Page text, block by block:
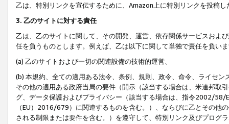
乙は、特別リンクを宣伝するために、Amazon上に特別リンクを投稿
3. 乙のサイトに対する責任
乙は、乙のサイトに関して、その開発、運営、依存関係サービスおよ
任を負うものとします。例えば、乙は以下に関して単独で責任を負い
(a) 乙のサイトおよび一切の関連設備の技術的運営、
(b) 本規約、全ての適用ある法令、条例、規則、政令、命令、ライセ
その他の適用ある政府当局の要件（開示（該当する場合は、米連邦取
グ、データ保護およびプライバシー（該当する場合は、指令2002/58/
（EU）2016/679）に関連するものを含む。）、ならびに乙とその他
される制限または要件を含む。）を遵守して、特別リンク及びプログ